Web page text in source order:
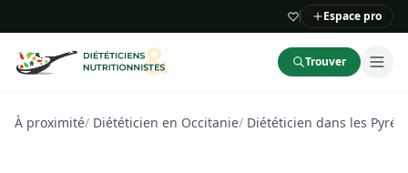
Espace pro
Trouver
À proximité/ Diététicien en Occitanie/ Diététicien dans les